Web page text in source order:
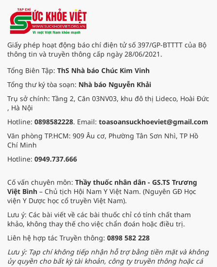
mất khi không được hưởng BHYT.
Giấy phép hoạt động báo chí điện tử số 397/GP-BTTTT của Bộ
thông tin và truyền thông cấp ngày 28/06/2021.
Tổng Biên Tập: ThS Nhà báo Chúc Kim Vinh
Tổng thư ký tòa soạn: Nhà báo Nguyễn Khải
Trụ sở chính: Tầng 2, Căn 03NV03, khu đô thị Lideco, Hoài Đức
, Hà Nội
Hotline: 0898582228. Email: toasoansuckhoeviet@gmail.com
Văn phòng TP.HCM: 909 Âu cơ, Phường Tân Sơn Nhì, TP Hồ
Chí Minh
Hotline: 0949.737.666
Cố vấn chuyên môn: Thầy thuốc nhân dân - GS.TS Trương
Việt Bình – Chủ tịch Hội Nam Y Việt Nam. (Nguyên GĐ Học
viện Y Dược học cổ truyền Việt Nam).
Lưu ý: Các bài viết về các bài thuốc chỉ có tính chất tham
khảo, không thay thế cho việc chẩn đoán hoặc điều trị.
Liên hệ hợp tác Truyền thông: 0898 582 228
Lưu ý: Tạp chí không tiếp nhận hỗ trợ bằng tiền mặt và không
ủy quyền cho bất kỳ tài khoản, công ty truyền thông hoặc cá